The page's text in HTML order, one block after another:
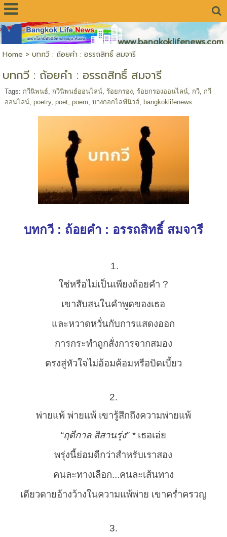
www.bangkoklifenews.com
Home > บทกวี : ถ้อยคำ : อรรถสิทธิ์ สมจารี
บทกวี : ถ้อยคำ : อรรถสิทธิ์ สมจารี
Tags: กวีนิพนธ์ กวีนิพนธ์ออนไลน์, ร้อยกรอง, ร้อยกรองออนไลน์, กวี, กวี
ออนไลน์, poetry, poet, poem บางกอกไลฟ์นิวส์, bangkoklifenews
บทกวี : ถ้อยคำ : อรรถสิทธิ์ สมจารี
1.
ใช่หรือไม่เป็นเพียงถ้อยคำ ?
เขาสับสนในคำพูดของเธอ
และหวาดหวั่นกับการแสดงออก
การกระทำถูกสั่งการจากสมอง
ตรงสู่หัวใจไม่อ้อมค้อมหรือบิดเบี้ยว
2.
พ่ายแพ้ พ่ายแพ้ เขารู้สึกถึงความพ่ายแพ้
“ฤดีกาล สิสานรุ่ง” *เธอเอ่ย
พรุ่งนี้ย่อมดีกว่าสำหรับเราสอง
คนละทางเลือก...คนละเส้นทาง
เดียวดายอ้างว้างในความแพ้พ่าย เขาคร่ำครวญ
3.